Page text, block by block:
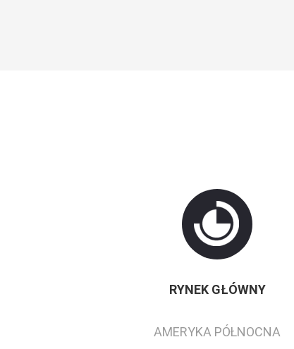
RYNEK GŁÓWNY
AMERYKA PÓŁNOCNA